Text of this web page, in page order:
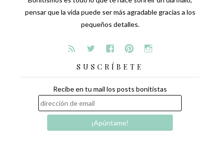
pensar que la vida puede ser más agradable gracias a los
pequeños detalles.
SUSCRÍBETE
Recibe en tu mail los posts bonitistas